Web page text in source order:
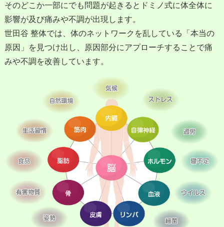
そのどこか一部にでも問題が起きるとドミノ式に体全体に
影響が及び痛みや不調が出現します。
世田谷 整体では、体のネットワークを乱している「本当の
原因」を見つけ出し、原因部分にアプローチすることで痛
みや不調を改善しています。